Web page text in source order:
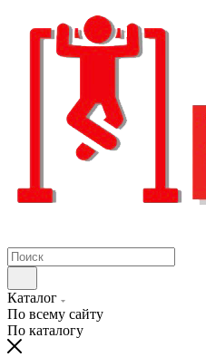
Каталог
По всему сайту
По каталогу